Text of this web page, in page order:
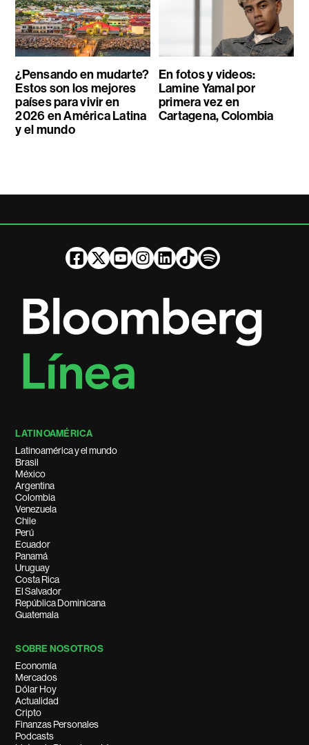
¿Pensando en mudarte?
Estos son los mejores
países para vivir en
2026 en América Latina
y el mundo
En fotos y videos:
Lamine Yamal por
primera vez en
Cartagena, Colombia
LATINOAMÉRICA
Latinoamérica y el mundo
Brasil
México
Argentina
Colombia
Venezuela
Chile
Perú
Ecuador
Panamá
Uruguay
Costa Rica
El Salvador
República Dominicana
Guatemala
SOBRE NOSOTROS
Economía
Mercados
Dólar Hoy
Actualidad
Cripto
Finanzas Personales
Podcasts